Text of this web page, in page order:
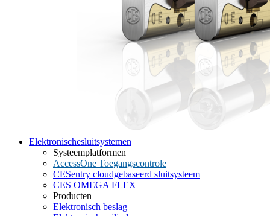
Elektronischesluitsystemen
Systeemplatformen
AccessOne Toegangscontrole
CESentry cloudgebaseerd sluitsysteem
CES OMEGA FLEX
Producten
Elektronisch beslag